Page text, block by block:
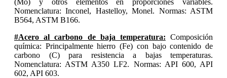
Nomenclatura: Inconel, Hastelloy, Monel. Normas: ASTM
B564, ASTM B166.
#Acero al carbono de baja temperatura: Composición
química: Principalmente hierro (Fe) con bajo contenido de
carbono (C) para resistencia a bajas temperaturas.
Nomenclatura: ASTM A350 LF2. Normas: API 600, API
602, API 603.